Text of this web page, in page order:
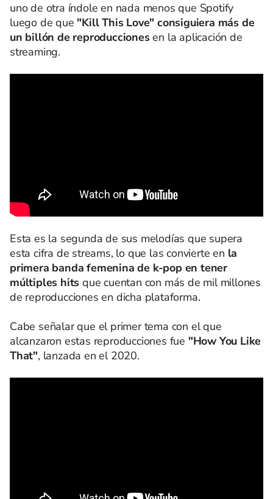
uno de otra índole en nada menos que Spotify
luego de que "Kill This Love" consiguiera más de
un billón de reproduccionesen la aplicación de
streaming.
Esta es la segunda de sus melodías que supera
esta cifra de streams, lo que las convierte en la
primera banda femenina de k-pop en tener
múltiples hits que cuentan con más de mil millones
de reproducciones en dicha plataforma.
Cabe señalar que el primer tema con el que
alcanzaron estas reproducciones fue "How You Like
That", lanzada en el 2020.